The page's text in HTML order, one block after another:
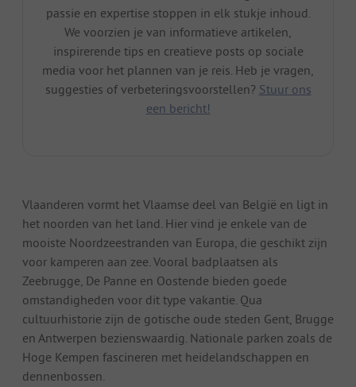
passie en expertise stoppen in elk stukje inhoud.
We voorzien je van informatieve artikelen,
inspirerende tips en creatieve posts op sociale
media voor het plannen van je reis. Heb je vragen,
suggesties of verbeteringsvoorstellen? Stuur ons
een bericht!
Vlaanderen vormt het Vlaamse deel van België en ligt in
het noorden van het land. Hier vind je enkele van de
mooiste Noordzeestranden van Europa, die geschikt zijn
voor kamperen aan zee. Vooral badplaatsen als
Zeebrugge, De Panne en Oostende bieden goede
omstandigheden voor dit type vakantie. Qua
cultuurhistorie zijn de gotische oude steden Gent, Brugge
en Antwerpen bezienswaardig. Nationale parken zoals de
Hoge Kempen fascineren met heidelandschappen en
dennenbossen.